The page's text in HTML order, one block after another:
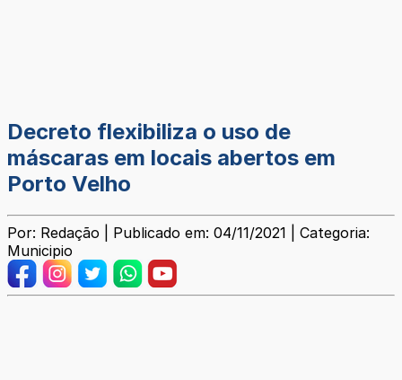
Decreto flexibiliza o uso de
máscaras em locais abertos em
Porto Velho
Por: Redação | Publicado em: 04/11/2021 | Categoria:
Municipio